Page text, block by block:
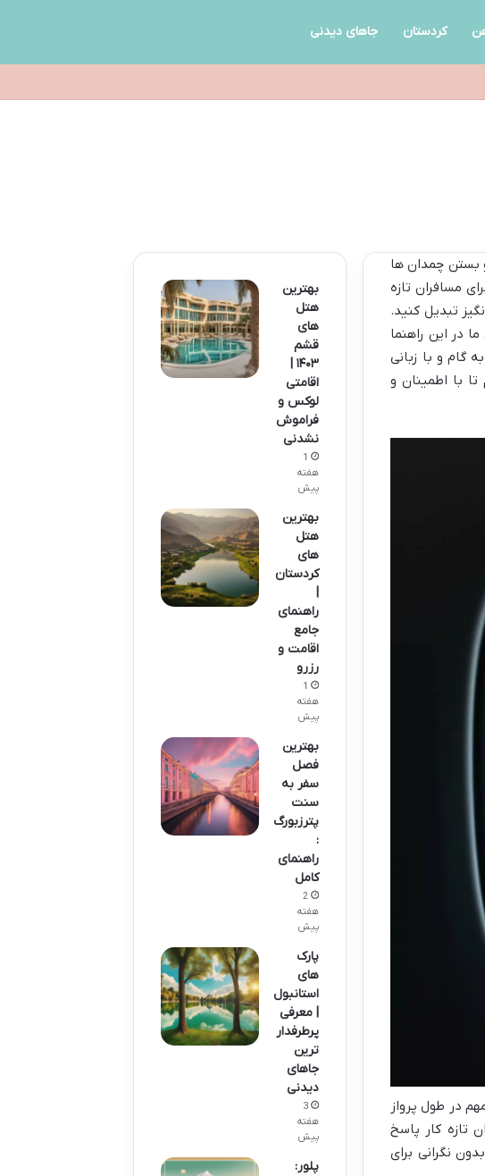
کردستان جاهای دیدنی
بستن چمدان ها
مسافران تازه
تبدیل کنید.
در این راهنما
گام و با زبانی
با اطمینان و
در طول پرواز
تازه کار پاسخ
نگرانی برای
بهترین
هتل
های
قشم
۱۴۰۳ |
اقامتی
لوکس و
فراموش
نشدنی
1
هفته
پیش
بهترین
هتل
های
کردستان
|
راهنمای
جامع
اقامت و
رزرو
1
هفته
پیش
بهترین
فصل
سفر به
سنت
پترزبورگ
:
راهنمای
کامل
2
هفته
پیش
پارک
های
استانبول
| معرفی
پرطرفدار
ترین
جاهای
دیدنی
3
هفته
پیش
پلور: